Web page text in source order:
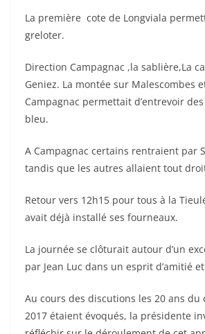
La première cote de Longviala
greloter.
Direction Campagnac ,la sablière,La
Geniez. La montée sur Malescombes
Campagnac permettait d’entrevoir
bleu.
A Campagnac certains rentraient par
tandis que les autres allaient tout
Retour vers 12h15 pour tous à la
avait déjà installé ses fourneaux.
La journée se clôturait autour d’un
par Jean Luc dans un esprit d’amitié
Au cours des discutions les 20 ans du
2017 étaient évoqués, la présidente